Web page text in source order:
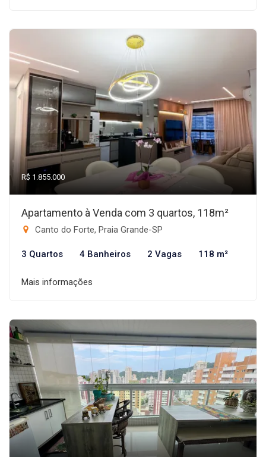
R$ 1.855.000
Apartamento à Venda com 3 quartos, 118m²
Canto do Forte, Praia Grande-SP
3 Quartos 4 Banheiros 2 Vagas 118 m²
Mais informações